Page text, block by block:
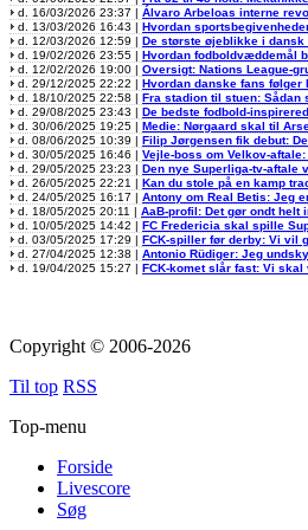
d. 16/03/2026 23:37 | Álvaro Arbeloas interne
d. 13/03/2026 16:43 | Hvordan
d. 12/03/2026 12:59 | De største øjeblikke i dansk
d. 19/02/2026 23:55 | Hvordan fodboldvæddemål
d. 12/02/2026 19:00 | Oversigt: Nations League-
d. 29/12/2025 22:22 | Hvordan danske fans følger
d. 18/10/2025 22:58 | Fra stadion til stuen: Sådan
d. 29/08/2025 23:43 | De bedste fodbold-
d. 30/06/2025 19:25 | Medie: Nørgaard skal til
d. 08/06/2025 10:39 | Filip Jørgensen fik debut:
d. 30/05/2025 16:46 | Vejle-boss om Velkov-
d. 29/05/2025 23:23 | Den nye Superliga-tv-aftale
d. 26/05/2025 22:21 | Kan du stole på en kamp
d. 24/05/2025 16:17 | Antony om Real Betis: Jeg
d. 18/05/2025 20:11 | AaB-profil: Det gør ondt helt
d. 10/05/2025 14:42 | FC Fredericia skal spille
d. 03/05/2025 17:29 | FCK-spiller før derby: Vi vil
d. 27/04/2025 12:38 | Antonio Rüdiger: Jeg
d. 19/04/2025 15:27 | FCK-komet slår fast: Vi
Copyright © 2006-2026
Til top RSS
Top-menu
Forside
Livescore
Søg